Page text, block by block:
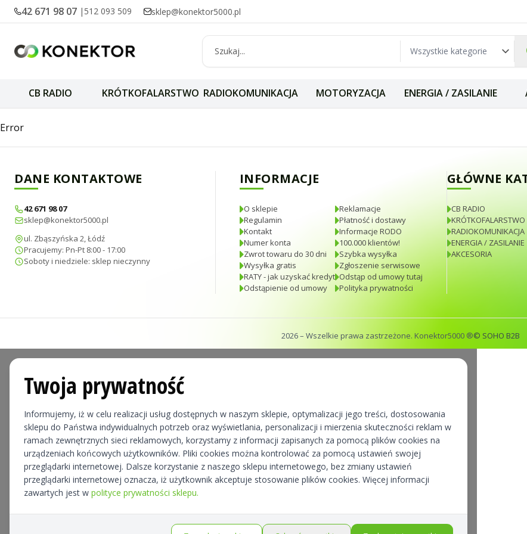
42 671 98 07 | 512 093 509 sklep@konektor5000.pl
CB RADIO KRÓTKOFALARSTWO RADIOKOMUNIKACJA MOTORYZACJA ENERGIA / ZASILANIE
LEMM AT-106 promiennik 67cm
Error
DANE KONTAKTOWE
42 671 98 07
sklep@konektor5000.pl
ul. Zbąszyńska 2, Łódź
Pracujemy: Pn-Pt 8:00 - 17:00
Soboty i niedziele: sklep nieczynny
INFORMACJE
O sklepie
Regulamin
Kontakt
Numer konta
Zwrot towaru do 30 dni
Wysyłka gratis
RATY - jak uzyskać kredyt
Odstąpienie od umowy
Reklamacje
Płatność i dostawy
Informacje RODO
100.000 klientów!
Szybka wysyłka
Zgłoszenie serwisowe
Odstąp od umowy tutaj
Polityka prywatności
GŁÓWNE
CB RADIO
KRÓTKOFALARSTWO
RADIOKOMUNIKACJA
ENERGIA / ZASILANIE
AKCESORIA
2026– Wszelkie prawa zastrzeżone. Konektor5000 ®© SOHO B2B
Twoja prywatność
Informujemy, iż w celu realizacji usług dostępnych w naszym sklepie, optymalizacji jego treści, dostosowania
sklepu do Państwa indywidualnych potrzeb oraz wyświetlania, personalizacji i mierzenia skuteczności reklam w
ramach zewnętrznych sieci reklamowych, korzystamy z informacji zapisanych za pomocą plików cookies na
urządzeniach końcowych użytkowników. Pliki cookies można kontrolować za pomocą ustawień swojej
przeglądarki internetowej. Dalsze korzystanie z naszego sklepu internetowego, bez zmiany ustawień
przeglądarki internetowej oznacza, iż użytkownik akceptuje stosowanie plików cookies. Więcej informacji
zawartych jest w polityce prywatności sklepu.